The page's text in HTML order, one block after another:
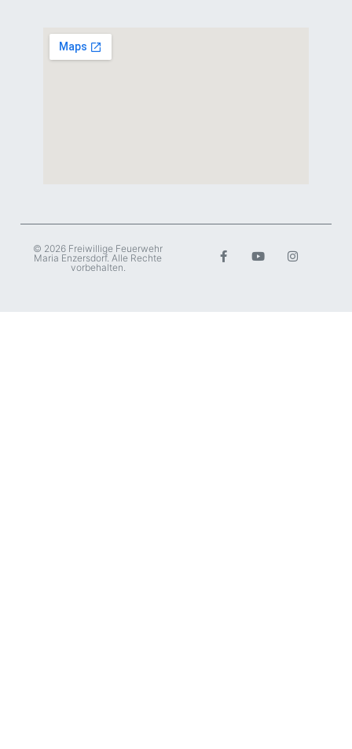
© 2026 Freiwillige Feuerwehr
Maria Enzersdorf. Alle Rechte
vorbehalten.